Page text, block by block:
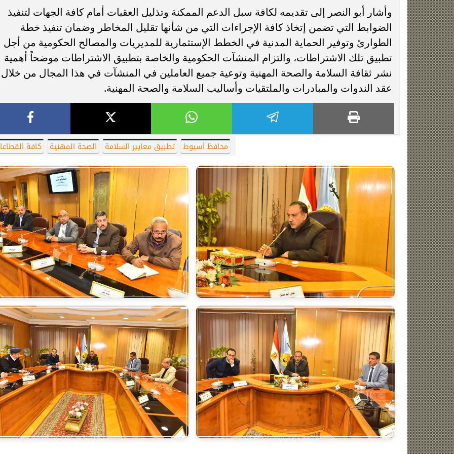
وأشار أبو النصر إلى تقديمه لكافة سبل الدعم الممكنة وتذليل العقبات أمام كافة الجهات لتنفيذ
الضوابط التي تضمن إتخاذ كافة الإجراءات التي من شأنها تقليل المخاطر وضمان تنفيذ خطة
الطوارئ وتوفير الحماية المدنية في الخطط الإستثمارية للمديريات والمصالح الحكومية من أجل
تطبيق تلك الاشتراطات، والتزام المنشآت الحكومية والخاصة بتطبيق الاشتراطات موضحاً أهمية
نشر ثقافة السلامة والصحة المهنية وتوعية جميع العاملين في المنشآت في هذا المجال من خلال
عقد الندوات والمبادرات والملتقيات وأساليب السلامة والصحة المهنية.
محافظ أسيوط تطبيق معايير السلامة الصحة المهنية كافة